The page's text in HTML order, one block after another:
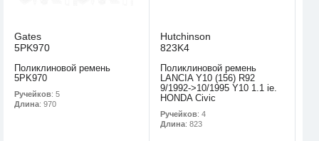
Gates
5PK970
Поликлиновой ремень
5PK970
Ручейков: 5
Длина: 970
Hutchinson
823K4
Поликлиновой ремень
LANCIA Y10 (156) R92
9/1992->10/1995 Y10 1.1 ie.
HONDA Civic
Ручейков: 4
Длина: 823